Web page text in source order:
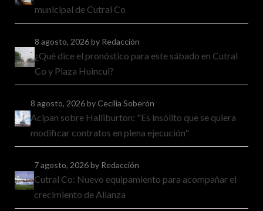
municipal de Cutral Co
8 agosto, 2026by Redacción
¿Qué dice el pronóstico para este sábado en Cutral
Co y Plaza Huincul?
8 agosto, 2026by Cecilia Soberón
Acipan sobre Halliburton: "Es insólito que se quiera
modificar contratos en plena ejecución"
7 agosto, 2026by Redacción
Cutral Co: Nuevo equipamiento para acompañar el
crecimiento de Alianza